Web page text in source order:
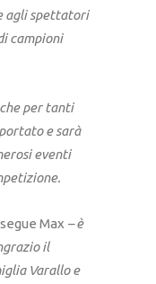
agli spettatori
campioni
per tanti
e sarà
eventi
Max – è
il
Varallo e